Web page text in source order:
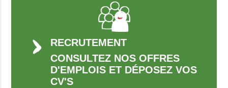
RECRUTEMENT
CONSULTEZ NOS OFFRES
D'EMPLOIS ET DÉPOSEZ VOS
CV'S